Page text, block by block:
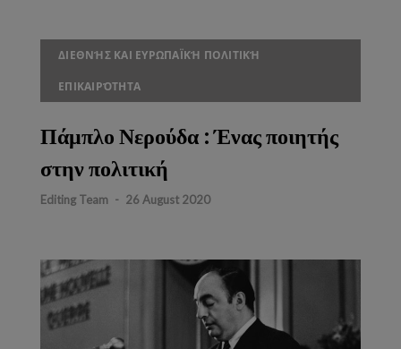
ΔΙΕΘΝΉΣ ΚΑΙ ΕΥΡΩΠΑΪΚΉ ΠΟΛΙΤΙΚΉ
ΕΠΙΚΑΙΡΌΤΗΤΑ
Πάμπλο Νερούδα : Ένας ποιητής
στην πολιτική
Editing Team - 26 August 2020